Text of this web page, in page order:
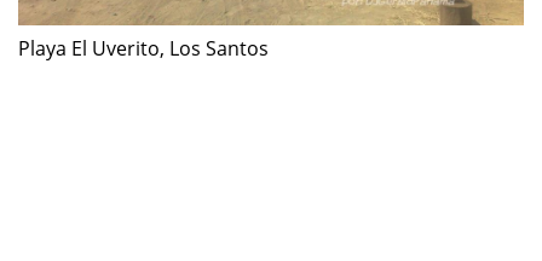
Playa El Uverito, Los Santos